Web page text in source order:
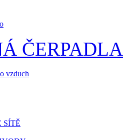
ČERPADLA
vzduch
SÍTĚ